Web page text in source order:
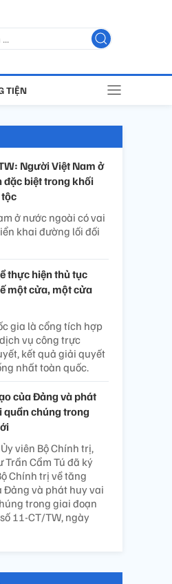
TIỆN
Người Việt Nam ở
đặc biệt trong khối
ở nước ngoài có vai
khai đường lối đối
thực hiện thủ tục
một cửa, một cửa
gia là cổng tích hợp
vụ công trực
kết quả giải quyết
nhất toàn quốc.
của Đảng và phát
quần chúng trong
viên Bộ Chính trị,
Cẩm Tú đã ký
Chính trị về tăng
Đảng và phát huy vai
trong giai đoạn
11-CT/TW, ngày